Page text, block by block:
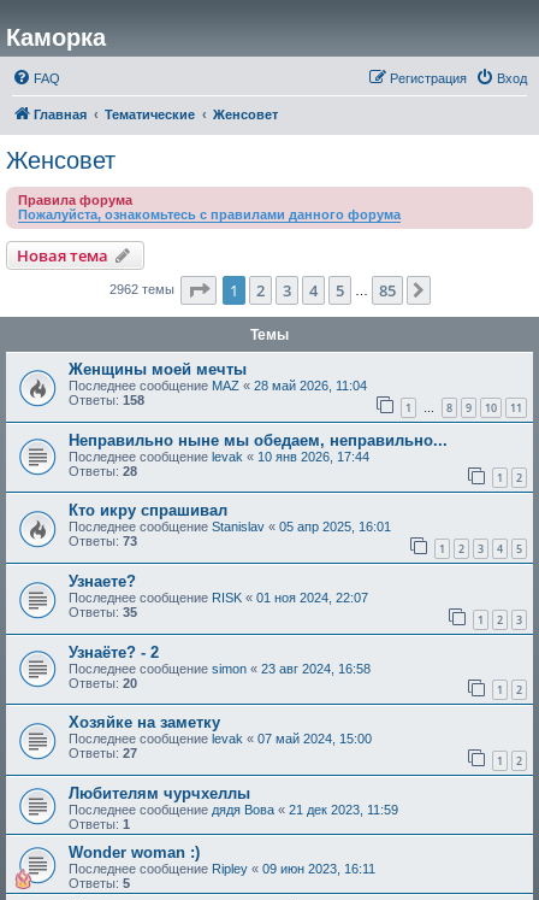
Каморка
FAQ Вход
Регистрация
Главная Тематические Женсовет
Женсовет
Правила форума
Пожалуйста, ознакомьтесь с правилами данного форума
Новая тема
2962 темы Страница из 85
1 2 3 4 5 85
Темы
Женщины моей мечты
Последнее сообщение MAZ « 28 май 2026, 11:04
Ответы: 158 1 … 8 9 10 11
Неправильно ныне мы обедаем, неправильно...
Последнее сообщение levak « 10 янв 2026, 17:44
Ответы: 28 1 2
Кто икру спрашивал
Последнее сообщение Stanislav « 05 апр 2025, 16:01
Ответы: 73 1 2 3 4 5
Узнaете?
Последнее сообщение RISK « 01 ноя 2024, 22:07
Ответы: 35 1 2 3
Узнаёте? - 2
Последнее сообщение simon « 23 авг 2024, 16:58
Ответы: 20 1 2
Хозяйке на заметку
Последнее сообщение levak « 07 май 2024, 15:00
Ответы: 27 1 2
Любителям чурчхеллы
Последнее сообщение дядя Вова « 21 дек 2023, 11:59
Ответы: 1
Wonder woman :)
Последнее сообщение Ripley « 09 июн 2023, 16:11
Ответы: 5